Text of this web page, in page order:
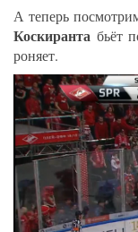
А теперь
Коскиранта бьёт
роняет.